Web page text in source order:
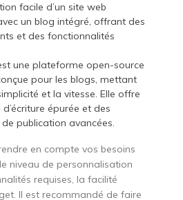
facile d’un site web
un blog intégré, offrant des
et des fonctionnalités
une plateforme open-source
pour les blogs, mettant
et la vitesse. Elle offre
épurée et des
publication avancées.
en compte vos besoins
niveau de personnalisation
requises, la facilité
Il est recommandé de faire